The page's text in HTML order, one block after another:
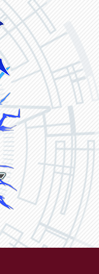
ヴァンガード ZERO